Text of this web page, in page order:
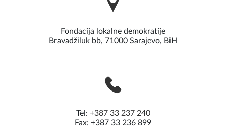
Fondacija lokalne demokratije
Bravadžiluk bb, 71000 Sarajevo, BiH
Tel: +387 33 237 240
Fax: +387 33 236 899